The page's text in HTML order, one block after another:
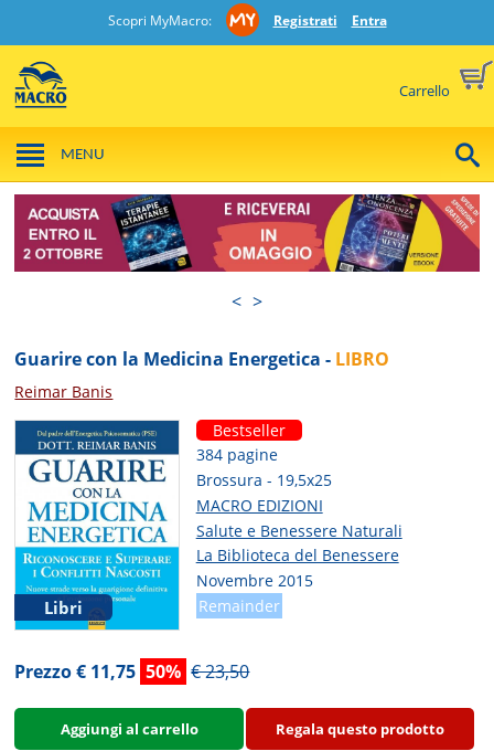
Scopri MyMacro: Registrati Entra
Carrello
MENU
< >
Guarire con la Medicina Energetica - LIBRO
Reimar Banis
Libri
Bestseller
384 pagine
Brossura - 19,5x25
MACRO EDIZIONI
Salute e Benessere Naturali
La Biblioteca del Benessere
Novembre 2015
Remainder
Prezzo € 11,75 50% € 23,50
Aggiungi al carrello Regala questo prodotto